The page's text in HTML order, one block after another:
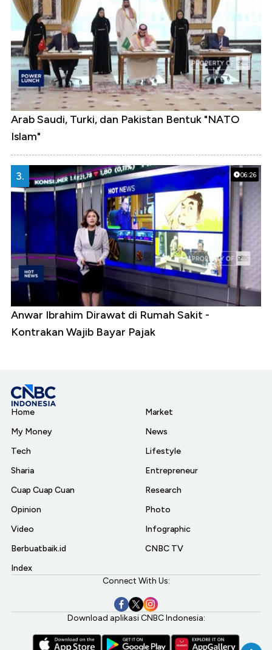
Arab Saudi, Turki, dan Pakistan Bentuk "NATO
Islam"
06:26
3.
Anwar Ibrahim Dirawat di Rumah Sakit -
Kontrakan Wajib Bayar Pajak
Home
My Money
Tech
Sharia
Cuap Cuap Cuan
Opinion
Video
Berbuatbaik.id
Index
Market
News
Lifestyle
Entrepreneur
Research
Photo
Infographic
CNBC TV
Connect With Us:
Download aplikasi CNBC Indonesia: